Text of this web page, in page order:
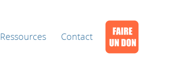
Ressources Contact